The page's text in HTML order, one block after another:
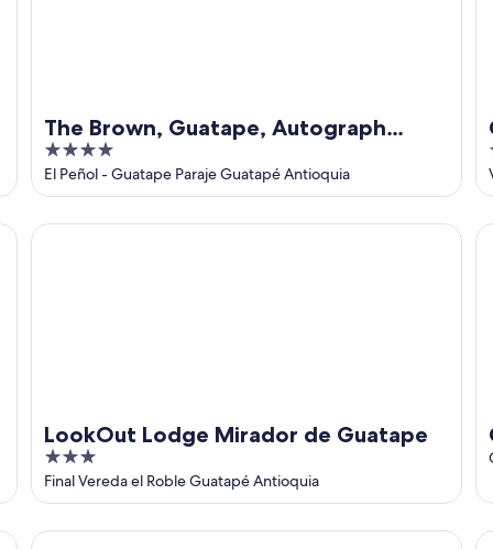
The Brown, Guatape, Autograph
Collection
4
out
of
5
El Peñol - Guatape Paraje Guatapé Antioquia
LookOut Lodge Mirador de Guatape
3
out
of
5
Final Vereda el Roble Guatapé Antioquia
LookOut Lodge Mirador de Guatape
Woodside Ecoliving Guatape